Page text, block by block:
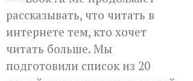
рассказывать, что читать в
интернете тем, кто хочет
читать больше. Мы
подготовили список из 20